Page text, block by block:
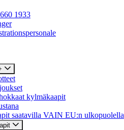
1933
kylmäkaapit
saatavilla VAIN EU:n ulkopuolella